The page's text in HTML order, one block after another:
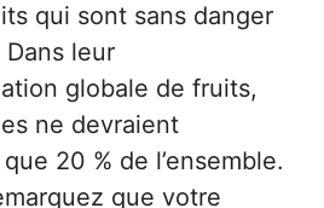
qui sont sans danger
leur
globale de fruits,
ne devraient
20 % de l’ensemble.
que votre